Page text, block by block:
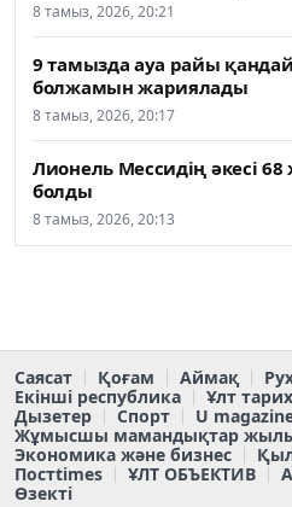
8 тамыз, 2026, 20:21
9 тамызда ауа райы
болжамын жариялады
8 тамыз, 2026, 20:17
Лионель Мессидің әкесі
болды
8 тамыз, 2026, 20:13
Саясат Қоғам Аймақ
Екінші республика
Ұлт
Дызетер
Спорт U
Жұмысшы мамандықтар
Экономика және бизнес
Постtimes
ҰЛТ ОБЪЕКТИВ
Өзекті